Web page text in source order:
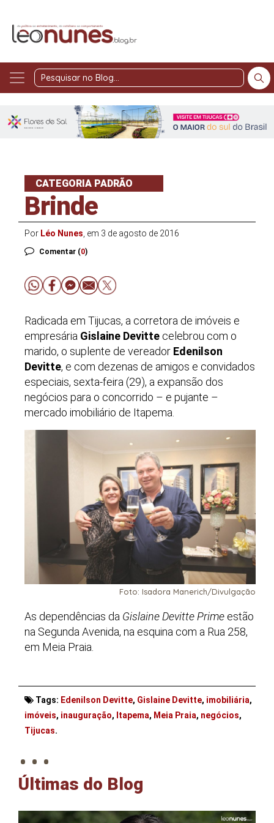
Pesquisar
Blog
CATEGORIA PADRÃO
Brinde
Por Léo Nunes, em 3 de agosto de 2016
Comentar (0)
Radicada em Tijucas, a corretora de imóveis e
empresária Gislaine Devitte celebrou com o
marido, o suplente de vereador Edenilson
Devitte, e com dezenas de amigos e convidados
especiais, sexta-feira (29), a expansão dos
negócios para o concorrido – e pujante –
mercado imobiliário de Itapema.
Foto: Isadora Manerich/Divulgação
As dependências da Gislaine Devitte Prime estão
na Segunda Avenida, na esquina com a Rua 258,
em Meia Praia.
Tags: Edenilson Devitte, Gislaine Devitte, imobiliária,
imóveis, inauguração, Itapema, Meia Praia, negócios,
Tijucas.
. . .
Últimas do Blog